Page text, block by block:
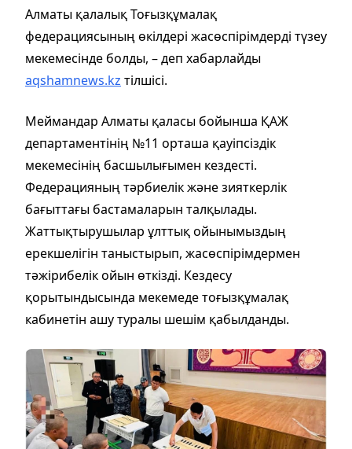
Алматы қалалық Тоғызқұмалақ
федерациясының өкілдері жасөспірімдерді түзеу
мекемесінде болды, – деп хабарлайды
aqshamnews.kz тілшісі.
Меймандар Алматы қаласы бойынша ҚАЖ
департаментінің №11 орташа қауіпсіздік
мекемесінің басшылығымен кездесті.
Федерацияның тәрбиелік және зияткерлік
бағыттағы бастамаларын талқылады.
Жаттықтырушылар ұлттық ойынымыздың
ерекшелігін таныстырып, жасөспірімдермен
тәжірибелік ойын өткізді. Кездесу
қорытындысында мекемеде тоғызқұмалақ
кабинетін ашу туралы шешім қабылданды.